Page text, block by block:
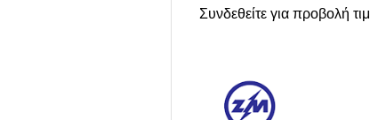
Συνδεθείτε για προβολή